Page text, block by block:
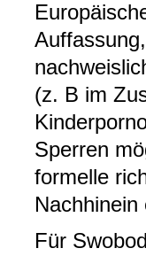
(z. B im
Sperren
formelle
Für